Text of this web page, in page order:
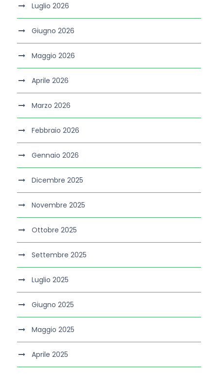
Luglio 2026
Giugno 2026
Maggio 2026
Aprile 2026
Marzo 2026
Febbraio 2026
Gennaio 2026
Dicembre 2025
Novembre 2025
Ottobre 2025
Settembre 2025
Luglio 2025
Giugno 2025
Maggio 2025
Aprile 2025